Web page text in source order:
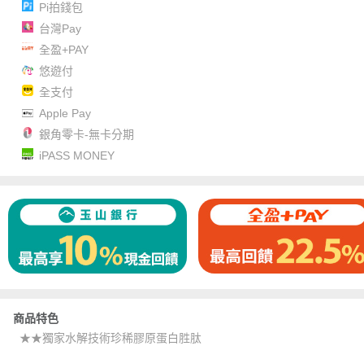
Pi拍錢包
台灣Pay
全盈+PAY
悠遊付
全支付
Apple Pay
銀角零卡-無卡分期
iPASS MONEY
商品特色
★★獨家水解技術珍稀膠原蛋白胜肽